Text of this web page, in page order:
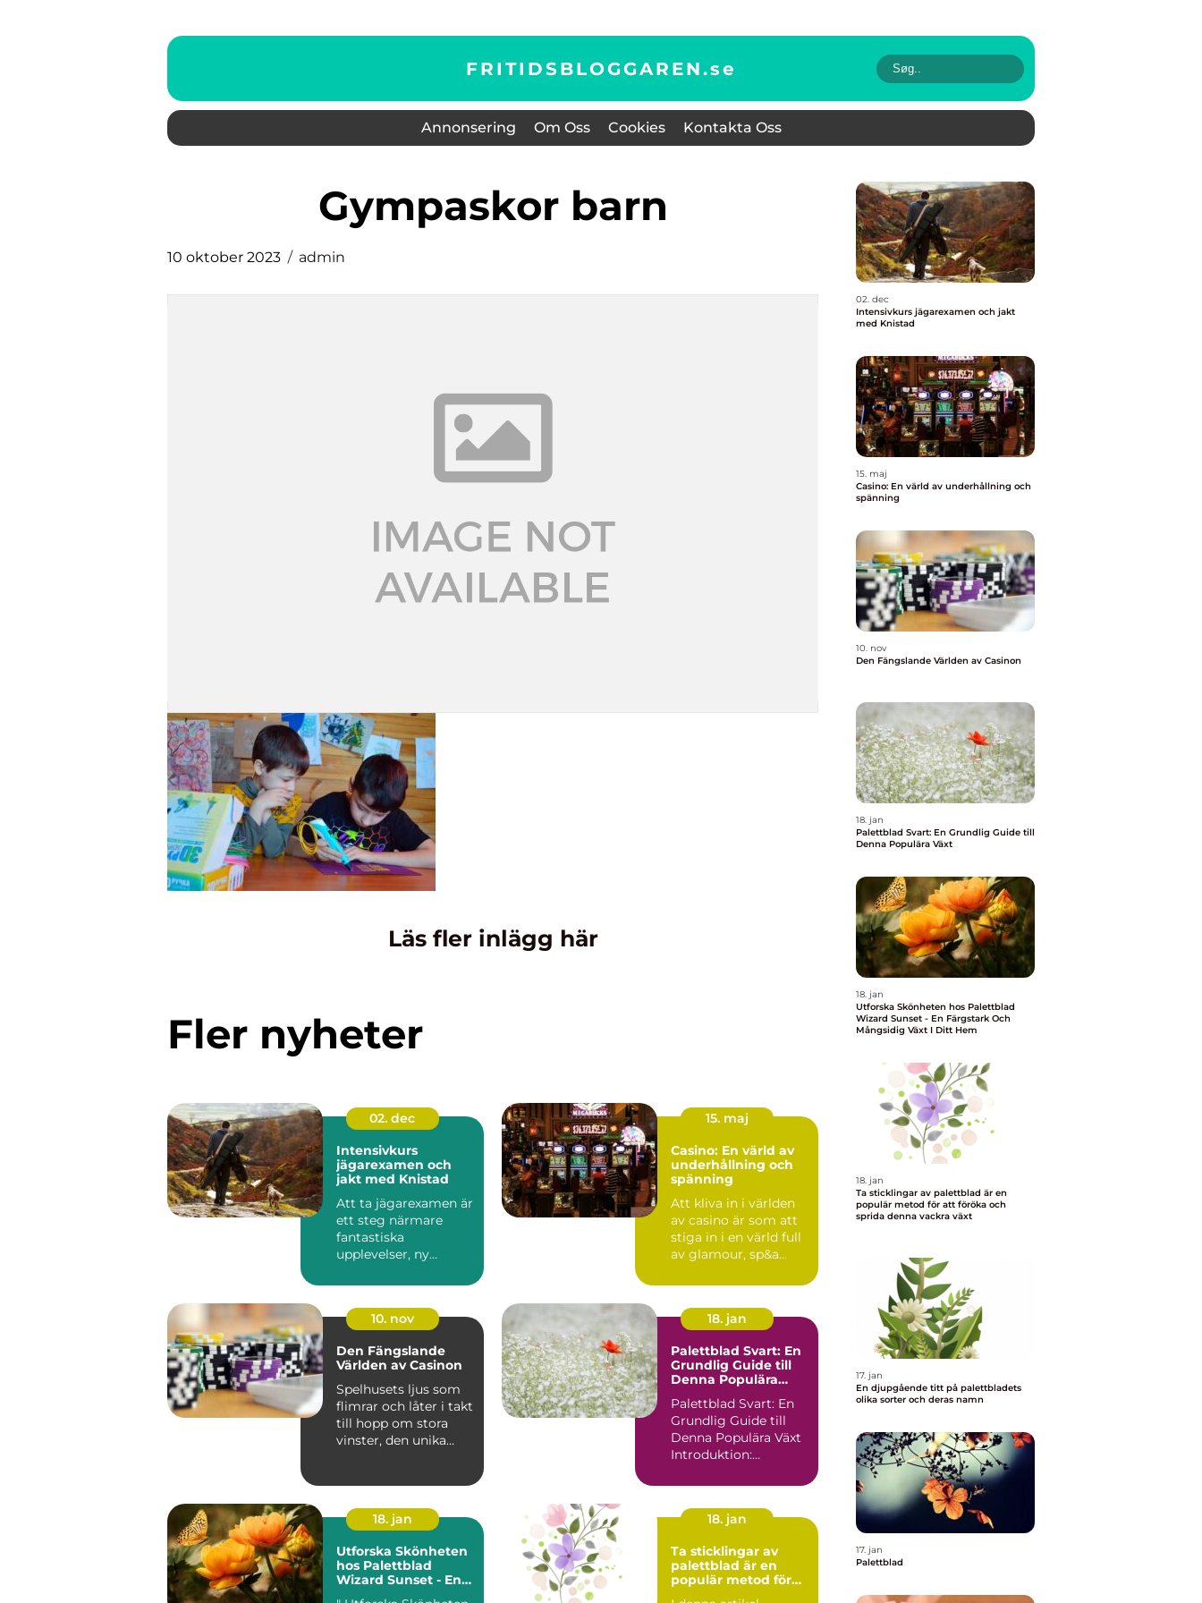
FRITIDSBLOGGAREN.se
Annonsering Om Oss Cookies Kontakta Oss
gympaskor barn
10 oktober 2023 admin
Läs fler inlägg här
Fler nyheter
02. dec
Intensivkurs
jägarexamen och
jakt med Knistad
Att ta jägarexamen är
ett steg närmare
fantastiska
upplevelser, ny
15. maj
Casino: En värld av
underhållning och
spänning
Att kliva in i världen
av casino är som att
stiga in i en värld full
av glamour, sp&a...
10. nov
Den Fängslande
Världen av Casinon
Spelhusets ljus som
flimrar och låter i takt
till hopp om stora
vinster, den unika
18. jan
Palettblad Svart: En
Grundlig Guide till
Denna Populära
Palettblad Svart: En
Grundlig Guide till
Denna Populära Växt
Introduktion:
p...
18. jan
Utforska Skönheten
hos Palettblad
Wizard Sunset - En
18. jan
Ta sticklingar av
palettblad är en
populär metod för
02. dec
Intensivkurs jägarexamen och jakt
med Knistad
15. maj
Casino: En värld av underhållning och
spänning
10. nov
Den Fängslande Världen av Casinon
18. jan
Palettblad Svart: En Grundlig Guide till
Denna Populära Växt
18. jan
Utforska Skönheten hos Palettblad
Wizard Sunset - En Färgstark Och
Mångsidig Växt I Ditt Hem
18. jan
Ta sticklingar av palettblad är en
populär metod för att föröka och
sprida denna vackra växt
17. jan
En djupgående titt på palettbladets
olika sorter och deras namn
17. jan
Palettblad